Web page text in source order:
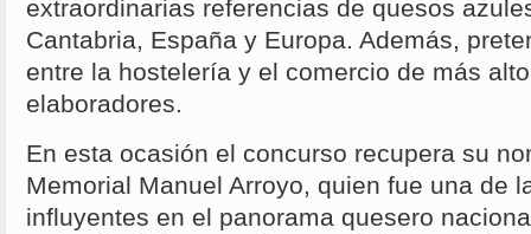
extraordinarias referencias de quesos
Cantabria, España y Europa. Además,
entre la hostelería y el comercio de más
elaboradores.
En esta ocasión el concurso recupera su
Memorial Manuel Arroyo, quien fue una de
influyentes en el panorama quesero